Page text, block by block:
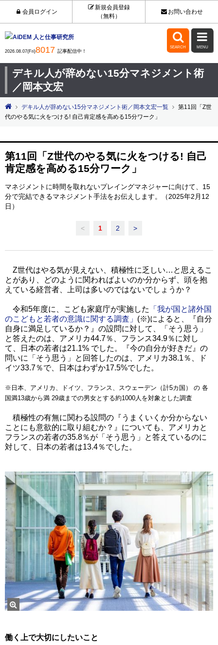
会員ログイン
新規会員登録
（無料）
お問い合わせ
2026.08.07(Fri)8017 記事配信中！

SEARCH

MENU
デキル人が辞めない15分マネジメント術
／岡本文宏
デキル人が辞めない15分マネジメント術／岡本文宏一覧
第11回「Z世
代のやる気に火をつける! 自己肯定感を高める15分ワーク」
第11回「Z世代のやる気に火をつける! 自己
肯定感を高める15分ワーク」
マネジメントに時間を取れないプレイングマネジャーに向けて、15
分で完結できるマネジメント手法をお伝えします。（2025年2月12
日）
< 1 2 >
Z世代はやる気が見えない、積極性に乏しい…と思えるこ
とがあり、どのように関わればよいのか分からず、頭を抱
えている経営者、上司は多いのではないでしょうか？
令和5年度に、こども家庭庁が実施した
「我が国と諸外国
のこどもと若者の意識に関する調査」 (※)によると、『自分
自身に満足しているか？』の設問に対して、「そう思う」
と答えたのは、アメリカ44.7％、フランス34.9％に対し
て、日本の若者は21.1% でした。『今の自分が好きだ』の
問いに「そう思う」と回答したのは、アメリカ38.1％、ド
イツ33.7％で、日本はわずか17.5%でした。
※日本、アメリカ、ドイツ、フランス、スウェーデン（計5カ国） の 各
国満13歳から満 29歳までの男女とする約1000人を対象とした調査
積極性の有無に関わる設問の『うまくいくか分からない
ことにも意欲的に取り組むか？』についても、アメリカと
フランスの若者の35.8％が「そう思う」と答えているのに
対して、日本の若者は13.4％でした。
働く上で大切にしたいこと